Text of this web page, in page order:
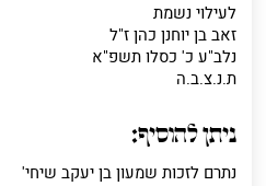
לעילוי נשמת
זאב בן יוחנן כהן ז"ל
נלב"ע כ' כסלו תשפ"א
ת.נ.צ.ב.ה
ניתן להוסיף:
נתרם לזכות שמעון בן יעקב שיחי'